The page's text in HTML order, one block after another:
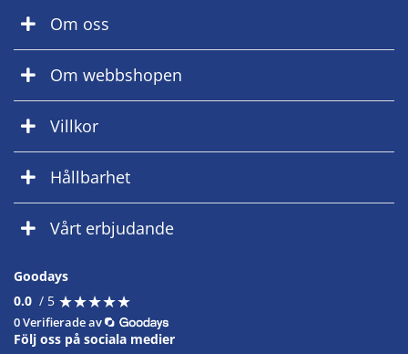
Om oss
Om webbshopen
Villkor
Hållbarhet
Vårt erbjudande
Goodays
0.0 / 5 ★★★★★
★★★★★
0 Verifierade av
Följ oss på sociala medier